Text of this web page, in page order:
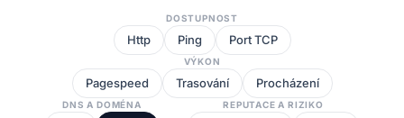
DOSTUPNOST
Http Ping Port TCP
VÝKON
Pagespeed Trasování Procházení
DNS A DOMÉNA REPUTACE A RIZIKO